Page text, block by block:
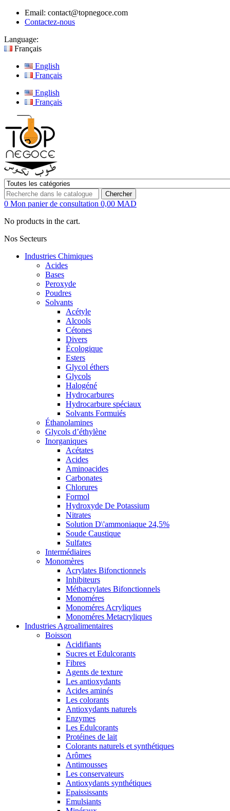
Email: contact@topnegoce.com
Contactez-nous
Language:
Français
English
Français
English
Français
Chercher
0 Mon panier de consultation 0,00 MAD
No products in the cart.
Nos Secteurs
Industries Chimiques
Acides
Bases
Peroxyde
Poudres
Solvants
Acétyle
Alcools
Cétones
Divers
Écologique
Esters
Glycol éthers
Glycols
Halogéné
Hydrocarbures
Hydrocarbure spéciaux
Solvants Formuiés
Éthanolamines
Glycols d’éthylène
Inorganiques
Acétates
Acides
Aminoacides
Carbonates
Chlorures
Formol
Hydroxyde De Potassium
Nitrates
Solution D\'ammoniaque 24,5%
Soude Caustique
Sulfates
Intermédiaires
Monomères
Acrylates Bifonctionnels
Inhibiteurs
Méthacrylates Bifonctionnels
Monoméres
Monoméres Acryliques
Monoméres Metacryliques
Industries Agroalimentaires
Boisson
Acidifiants
Sucres et Edulcorants
Fibres
Agents de texture
Les antioxydants
Acides aminés
Les colorants
Antioxydants naturels
Enzymes
Les Edulcorants
Protéines de lait
Colorants naturels et synthétiques
Arômes
Antimousses
Les conservateurs
Antioxydants synthétiques
Epaississants
Emulsiants